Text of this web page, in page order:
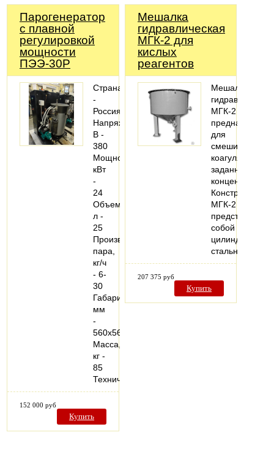
Парогенератор
с плавной
регулировкой
мощности
ПЭЭ-30Р
Страна
-
Россия
Напряжение,
В -
380
Мощность,
кВт
-
24
Объем,
л -
25
Производительность
пара,
кг/ч
- 6-
30
Габариты,
мм
-
560х565х880
Масса,
кг -
85
Технические…
152 000 руб
Купить
Мешалка
гидравлическая
МГК-2 для
кислых
реагентов
Мешалка
гидравлическая
МГК-2
предназначена
для
смешивания
коагулянтов
заданной
концентрации.
Конструктивно
МГК-2
представляет
собой
стальной…
207 375 руб
Купить